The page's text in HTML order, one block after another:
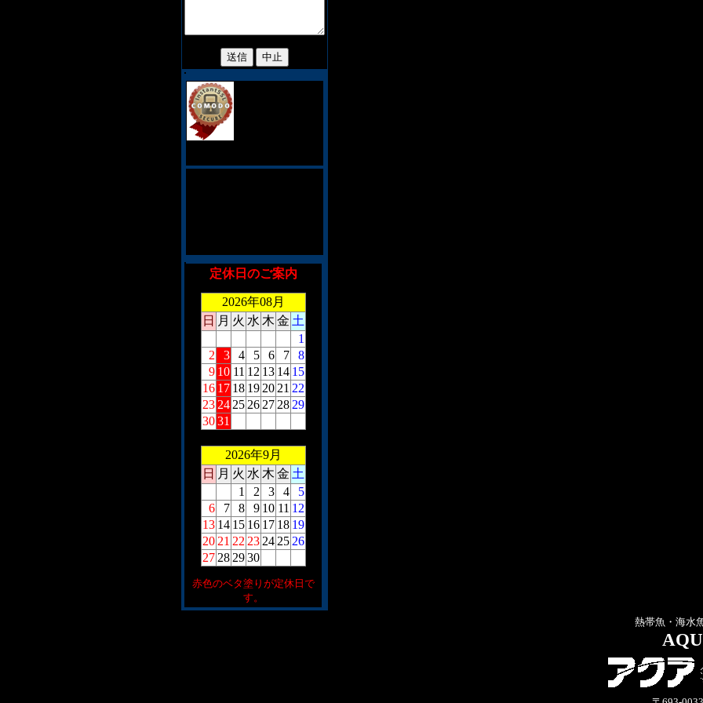
定休日のご案内
2026年08月
日 月 火 水 木 金 土
1
2
3 4 5 6 7
8
9 10 11 12 13 14 15
16 17 18 19 20 21 22
23 24 25 26 27 28 29
30 31
2026年9月
日 月 火 水 木 金 土
1
2 3 4
5
6
7 8 9 10 11 12
13 14 15 16 17 18 19
20 21 22 23 24 25 26
27 28 29 30
赤色のベタ塗りが定休日で
す。
熱帯魚・海水